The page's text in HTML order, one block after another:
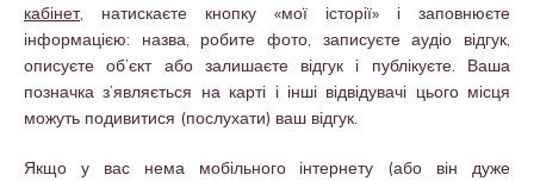
кабінет,
натискаєте кнопку «мої історії» і заповнюєте
інформацією: назва, робите фото, записуєте аудіо відгук,
описуєте об’єкт або залишаєте відгук і публікуєте. Ваша
позначка з’являється на карті і інші відвідувачі цього місця
можуть подивитися (послухати) ваш відгук.
Якщо у вас нема мобільного інтернету (або він дуже